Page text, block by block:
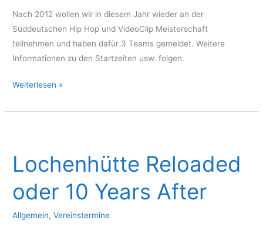
Nach 2012 wollen wir in diesem Jahr wieder an der
Süddeutschen Hip Hop und VideoClip Meisterschaft
teilnehmen und haben dafür 3 Teams gemeldet. Weitere
Informationen zu den Startzeiten usw. folgen.
Süddeutsche
Hop
Meisterschaft
2014
Weiterlesen »
Lochenhütte Reloaded
oder 10 Years After
Allgemein,Vereinstermine